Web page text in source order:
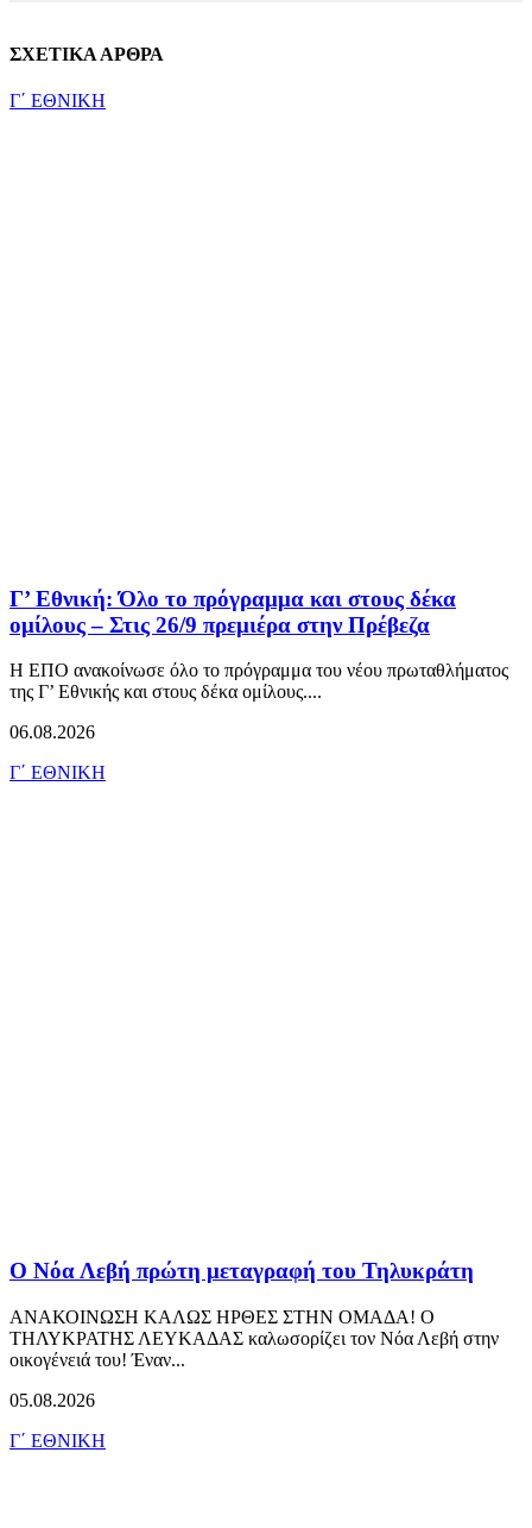
ΣΧΕΤΙΚΑ ΑΡΘΡΑ
Γ΄ ΕΘΝΙΚΗ
Γ’ Εθνική: Όλο το πρόγραμμα και στους δέκα
ομίλους – Στις 26/9 πρεμιέρα στην Πρέβεζα
Η ΕΠΟ ανακοίνωσε όλο το πρόγραμμα του νέου πρωταθλήματος
της Γ’ Εθνικής και στους δέκα ομίλους....
06.08.2026
Γ΄ ΕΘΝΙΚΗ
Ο Νόα Λεβή πρώτη μεταγραφή του Τηλυκράτη
ΑΝΑΚΟΙΝΩΣΗ ΚΑΛΩΣ ΗΡΘΕΣ ΣΤΗΝ ΟΜΑΔΑ! Ο
ΤΗΛΥΚΡΑΤΗΣ ΛΕΥΚΑΔΑΣ καλωσορίζει τον Νόα Λεβή στην
οικογένειά του! Έναν...
05.08.2026
Γ΄ ΕΘΝΙΚΗ